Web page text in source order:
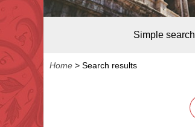
Simple search
Home > Search results